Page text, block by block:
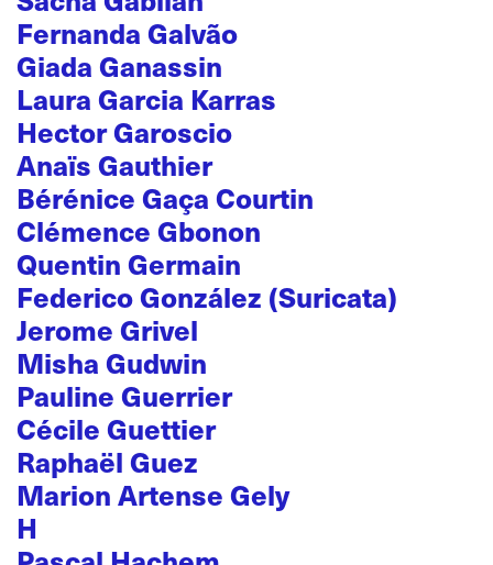
Fernanda Galvão
Giada Ganassin
Laura Garcia Karras
Hector Garoscio
Anaïs Gauthier
Bérénice Gaça Courtin
Clémence Gbonon
Quentin Germain
Federico González (Suricata)
Jerome Grivel
Misha Gudwin
Pauline Guerrier
Cécile Guettier
Raphaël Guez
Marion Artense Gely
H